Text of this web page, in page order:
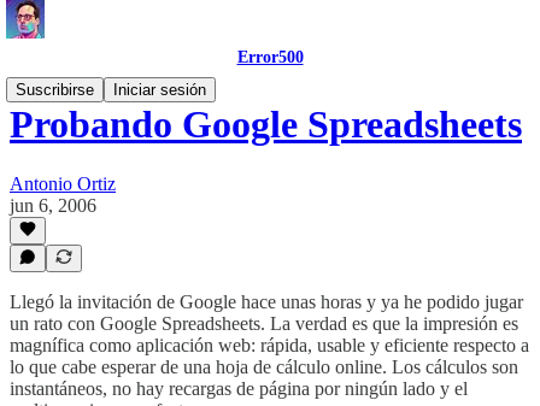
Error500
Suscribirse
Iniciar sesión
Probando Google Spreadsheets
Antonio Ortiz
jun 6, 2006
Llegó la invitación de Google hace unas horas y ya he podido jugar
un rato con Google Spreadsheets. La verdad es que la impresión es
magnífica como aplicación web: rápida, usable y eficiente respecto a
lo que cabe esperar de una hoja de cálculo online. Los cálculos son
instantáneos, no hay recargas de página por ningún lado y el